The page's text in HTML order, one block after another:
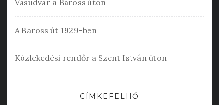
Vasudvar a Baross úton
A Baross út 1929-ben
Közlekedési rendőr a Szent István úton
CÍMKEFELHŐ